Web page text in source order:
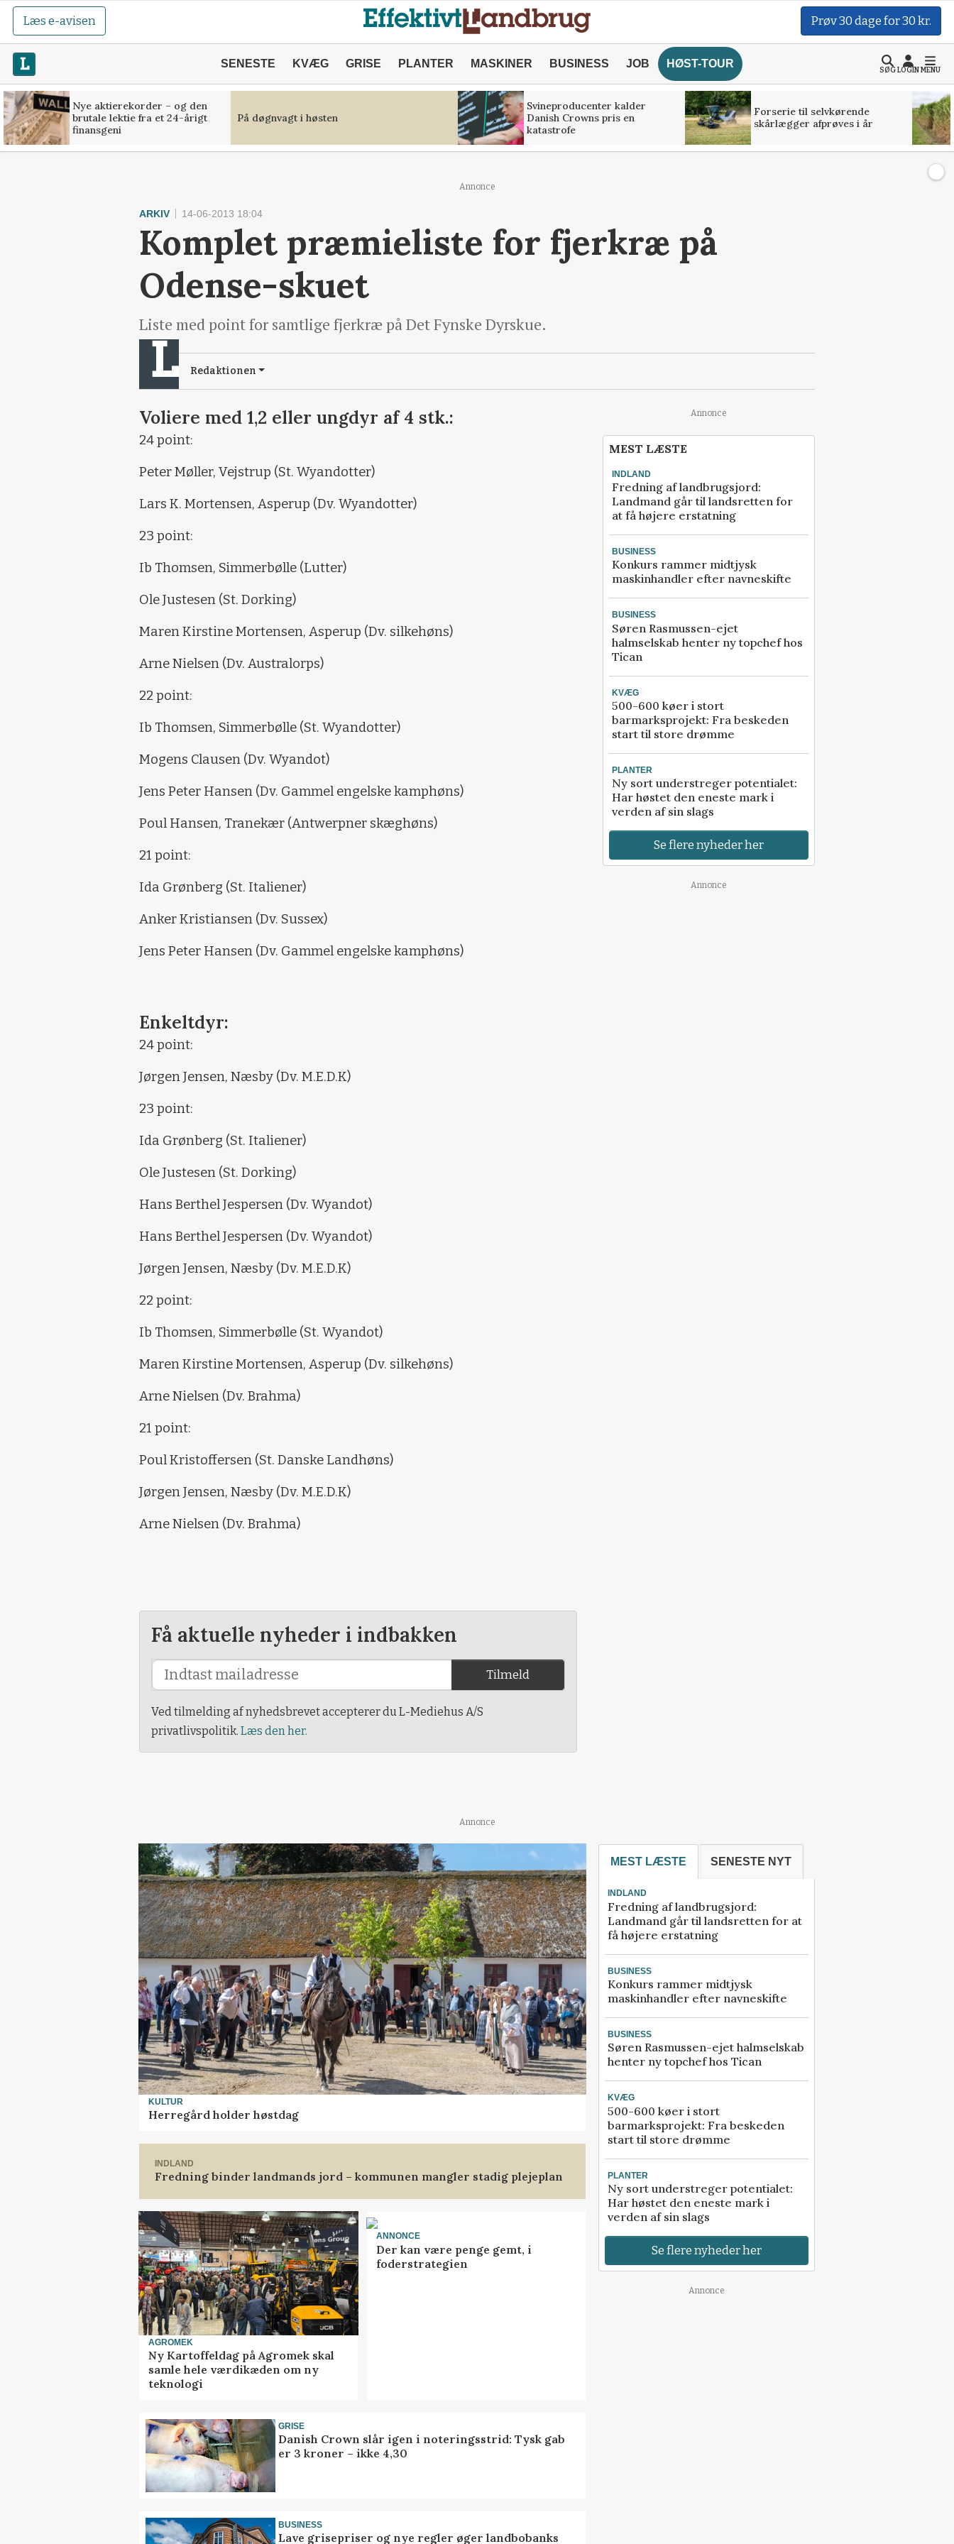
Læs e-avisen Prøv 30 dage for 30 kr.
SENESTE KVÆG GRISE PLANTER MASKINER BUSINESS JOB HØST-TOUR
SØGLOGINMENU
Nye aktierekorder – og den
brutale lektie fra et 24-årigt
finansgeni
På døgnvagt i høsten
Svineproducenter kalder
Danish Crowns pris en
katastrofe
Forserie til selvkørende
skårlægger afprøves i år
Annonce
ARKIV 14-06-2013 18:04
Komplet præmieliste for fjerkræ på
Odense-skuet
Liste med point for samtlige fjerkræ på Det Fynske Dyrskue.
Redaktionen
Voliere med 1,2 eller ungdyr af 4 stk.:
24 point:
Peter Møller, Vejstrup (St. Wyandotter)
Lars K. Mortensen, Asperup (Dv. Wyandotter)
23 point:
Ib Thomsen, Simmerbølle (Lutter)
Ole Justesen (St. Dorking)
Maren Kirstine Mortensen, Asperup (Dv. silkehøns)
Arne Nielsen (Dv. Australorps)
22 point:
Ib Thomsen, Simmerbølle (St. Wyandotter)
Mogens Clausen (Dv. Wyandot)
Jens Peter Hansen (Dv. Gammel engelske kamphøns)
Poul Hansen, Tranekær (Antwerpner skæghøns)
21 point:
Ida Grønberg (St. Italiener)
Anker Kristiansen (Dv. Sussex)
Jens Peter Hansen (Dv. Gammel engelske kamphøns)
Enkeltdyr:
24 point:
Jørgen Jensen, Næsby (Dv. M.E.D.K)
23 point:
Ida Grønberg (St. Italiener)
Ole Justesen (St. Dorking)
Hans Berthel Jespersen (Dv. Wyandot)
Hans Berthel Jespersen (Dv. Wyandot)
Jørgen Jensen, Næsby (Dv. M.E.D.K)
22 point:
Ib Thomsen, Simmerbølle (St. Wyandot)
Maren Kirstine Mortensen, Asperup (Dv. silkehøns)
Arne Nielsen (Dv. Brahma)
21 point:
Poul Kristoffersen (St. Danske Landhøns)
Jørgen Jensen, Næsby (Dv. M.E.D.K)
Arne Nielsen (Dv. Brahma)
Få aktuelle nyheder i indbakken
Tilmeld
Ved tilmelding af nyhedsbrevet accepterer du L-Mediehus A/S
privatlivspolitik. Læs den her.
Annonce
MEST LÆSTE
INDLAND
Fredning af landbrugsjord:
Landmand går til landsretten for
at få højere erstatning
BUSINESS
Konkurs rammer midtjysk
maskinhandler efter navneskifte
BUSINESS
Søren Rasmussen-ejet
halmselskab henter ny topchef hos
Tican
KVÆG
500-600 køer i stort
barmarksprojekt: Fra beskeden
start til store drømme
PLANTER
Ny sort understreger potentialet:
Har høstet den eneste mark i
verden af sin slags
Se flere nyheder her
Annonce
Annonce
KULTUR
Herregård holder høstdag
INDLAND
Fredning binder landmands jord – kommunen mangler stadig plejeplan
AGROMEK
Ny Kartoffeldag på Agromek skal
samle hele værdikæden om ny
teknologi
ANNONCE
Der kan være penge gemt, i
foderstrategien
GRISE
Danish Crown slår igen i noteringsstrid: Tysk gab
er 3 kroner – ikke 4,30
BUSINESS
Lave grisepriser og nye regler øger landbobanks
MEST LÆSTE SENESTE NYT
INDLAND
Fredning af landbrugsjord:
Landmand går til landsretten for at
få højere erstatning
BUSINESS
Konkurs rammer midtjysk
maskinhandler efter navneskifte
BUSINESS
Søren Rasmussen-ejet halmselskab
henter ny topchef hos Tican
KVÆG
500-600 køer i stort
barmarksprojekt: Fra beskeden
start til store drømme
PLANTER
Ny sort understreger potentialet:
Har høstet den eneste mark i
verden af sin slags
Se flere nyheder her
Annonce